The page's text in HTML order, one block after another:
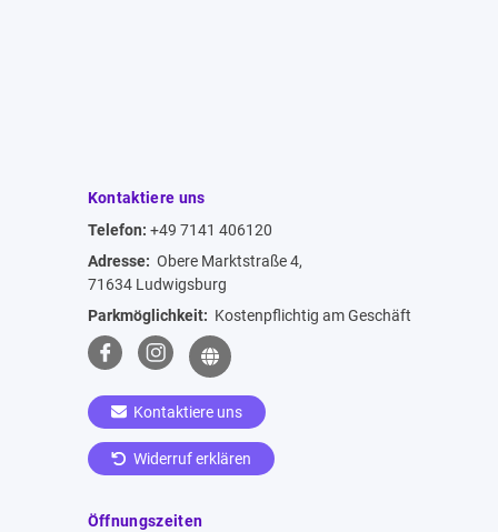
Kontaktiere uns
Telefon: +49 7141 406120
Adresse: Obere Marktstraße 4,
71634 Ludwigsburg
Parkmöglichkeit: Kostenpflichtig am Geschäft
Kontaktiere uns
Widerruf erklären
Öffnungszeiten